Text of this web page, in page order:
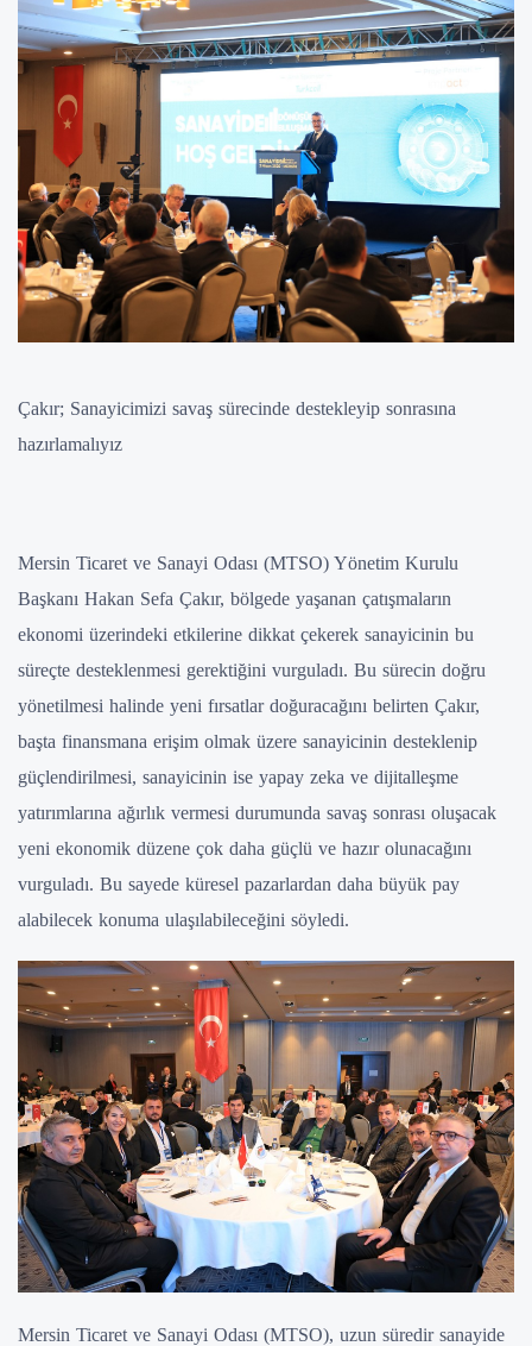
Çakır; Sanayicimizi savaş sürecinde destekleyip sonrasına
hazırlamalıyız
Mersin Ticaret ve Sanayi Odası (MTSO) Yönetim Kurulu
Başkanı Hakan Sefa Çakır, bölgede yaşanan çatışmaların
ekonomi üzerindeki etkilerine dikkat çekerek sanayicinin bu
süreçte desteklenmesi gerektiğini vurguladı. Bu sürecin doğru
yönetilmesi halinde yeni fırsatlar doğuracağını belirten Çakır,
başta finansmana erişim olmak üzere sanayicinin desteklenip
güçlendirilmesi, sanayicinin ise yapay zeka ve dijitalleşme
yatırımlarına ağırlık vermesi durumunda savaş sonrası oluşacak
yeni ekonomik düzene çok daha güçlü ve hazır olunacağını
vurguladı. Bu sayede küresel pazarlardan daha büyük pay
alabilecek konuma ulaşılabileceğini söyledi.
Mersin Ticaret ve Sanayi Odası (MTSO), uzun süredir sanayide